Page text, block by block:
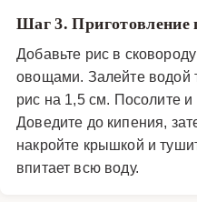
Шаг 3. Приготовление
Добавьте рис в
овощами. Залейте водой
рис на 1,5 см. Посолите и
Доведите до кипения,
накройте крышкой и
впитает всю воду.